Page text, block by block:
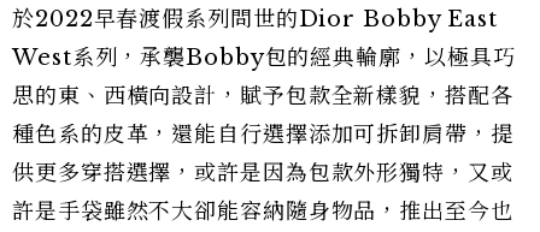
於2022早春渡假系列問世的Dior Bobby East
West系列，承襲Bobby包的經典輪廓，以極具巧
思的東、西橫向設計，賦予包款全新樣貌，搭配各
種色系的皮革，還能自行選擇添加可拆卸肩帶，提
供更多穿搭選擇，或許是因為包款外形獨特，又或
許是手袋雖然不大卻能容納隨身物品，推出至今也